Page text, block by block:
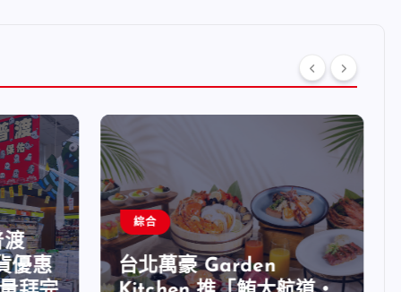
優惠
綜合
台北萬豪 Garden